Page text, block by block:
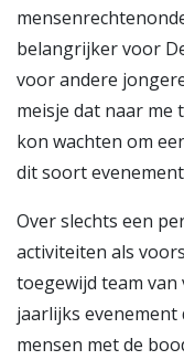
belangrijker voor
voor andere
meisje dat naar me
kon wachten om
dit soort
Over slechts een
activiteiten als
toegewijd team
jaarlijks evenement
mensen met de